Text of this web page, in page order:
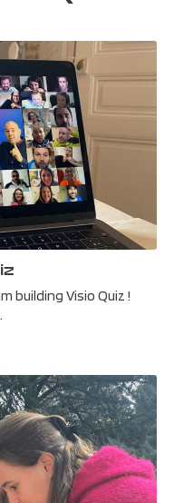
building Visio Quiz !